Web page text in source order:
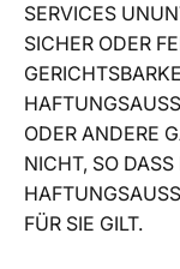
SERVICES
SICHER ODER
ODER ANDERE
NICHT, SO
FÜR SIE GILT.